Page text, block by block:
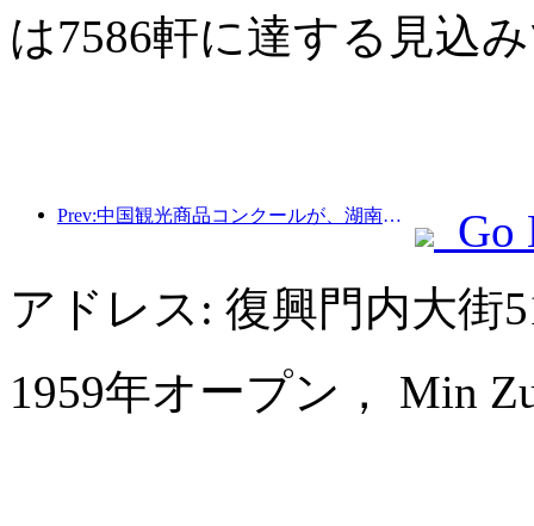
は7586軒に達する見込
Prev:中国観光商品コンクールが、湖南省湘潭市にて盛況のうちに開催されました。
Go
アドレス: 復興門内大街
1959年オープン， Min